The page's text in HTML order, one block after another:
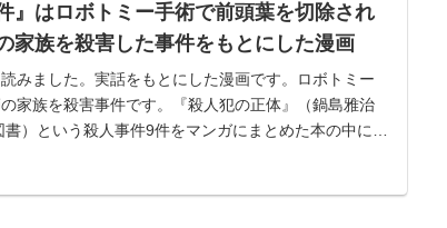
』はロボトミー手術で前頭葉を切除され
家族を殺害した事件をもとにした漫画
みました。実話をもとにした漫画です。ロボトミー
家族を殺害事件です。『殺人犯の正体』（鍋島雅治
）という殺人事件9件をマンガにまとめた本の中に収